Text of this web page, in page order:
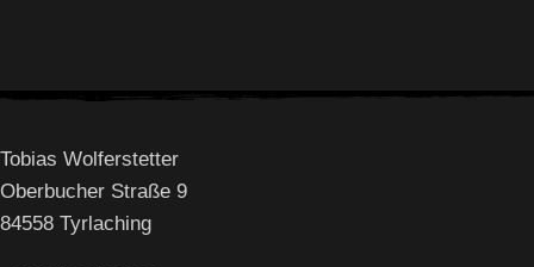
Tobias Wolferstetter
Oberbucher Straße 9
84558 Tyrlaching